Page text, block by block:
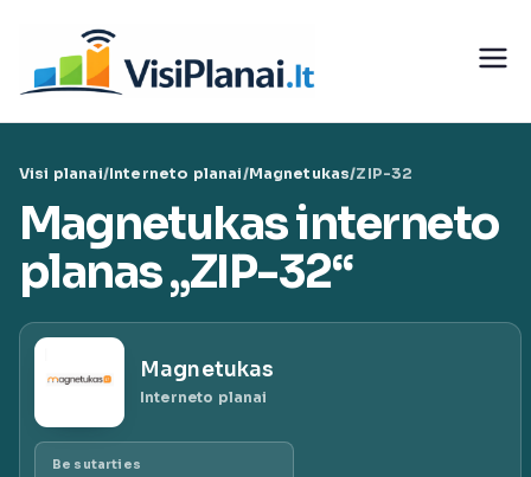
turinio
teleko
munika
cijų
paslaug
Visi planai/Interneto planai/Magnetukas/ZIP-32
Magnetukas interneto
planas „ZIP-32“
Magnetukas
Interneto planai
Be sutarties